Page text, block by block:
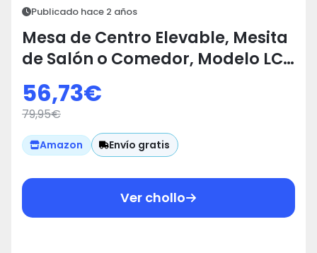
Publicado hace 2 años
Mesa de Centro Elevable, Mesita
de Salón o Comedor, Modelo LC,
Acabado en Color Blanco Artik y
Cemento, Medidas: 100 cm
(Ancho) x 50 cm (Fondo) x 45-56
cm (Alto)
56,73€
79,95€
Amazon Envío gratis
Ver chollo